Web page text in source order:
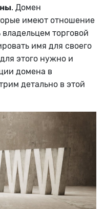
. Домен
имеют отношение
торговой
имя для своего
этого нужно и
домена в
детально в этой